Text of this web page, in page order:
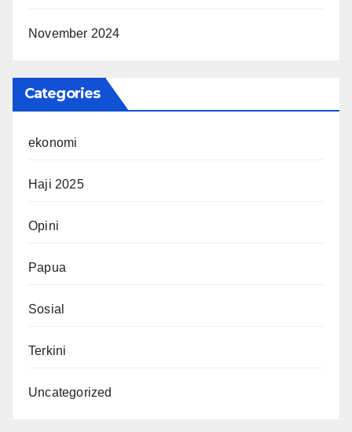
November 2024
Categories
ekonomi
Haji 2025
Opini
Papua
Sosial
Terkini
Uncategorized